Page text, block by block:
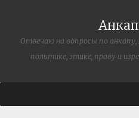
Отвечаю на вопросы по анкапу,
политике, этике, праву и